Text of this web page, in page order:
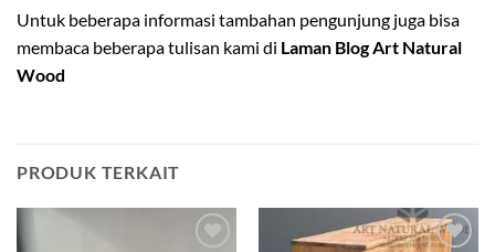
Untuk beberapa informasi tambahan pengunjung juga bisa
membaca beberapa tulisan kami di Laman Blog Art Natural
Wood
PRODUK TERKAIT